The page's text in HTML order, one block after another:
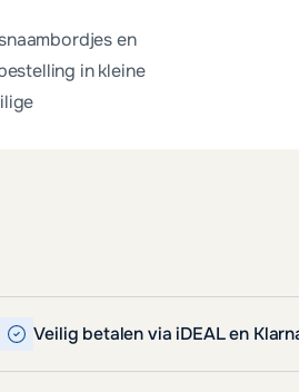
en
in kleine
Veilig betalen via iDEAL en